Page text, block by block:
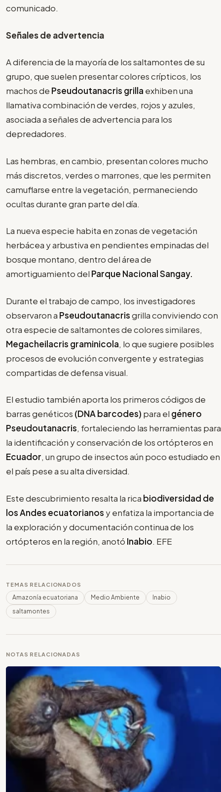
comunicado.
Señales de advertencia
A diferencia de la mayoría de los saltamontes de su
grupo, que suelen presentar colores crípticos, los
machos de Pseudoutanacris grilla exhiben una
llamativa combinación de verdes, rojos y azules,
asociada a señales de advertencia para los
depredadores.
Las hembras, en cambio, presentan colores mucho
más discretos, verdes o marrones, que les permiten
camuflarse entre la vegetación, permaneciendo
ocultas durante gran parte del día.
La nueva especie habita en zonas de vegetación
herbácea y arbustiva en pendientes empinadas del
bosque montano, dentro del área de
amortiguamiento del Parque Nacional Sangay.
Durante el trabajo de campo, los investigadores
observaron a Pseudoutanacrisgrilla conviviendo con
otra especie de saltamontes de colores similares,
Megacheilacris graminicola, lo que sugiere posibles
procesos de evolución convergente y estrategias
compartidas de defensa visual.
El estudio también aporta los primeros códigos de
barras genéticos (DNA barcodes) para el género
Pseudoutanacris, fortaleciendo las herramientas para
la identificación y conservación de los ortópteros en
Ecuador, un grupo de insectos aún poco estudiado en
el país pese a su alta diversidad.
Este descubrimiento resalta la rica biodiversidad de
los Andes ecuatorianos y enfatiza la importancia de
la exploración y documentación continua de los
ortópteros en la región, anotó Inabio. EFE
TEMAS RELACIONADOS
Amazonía ecuatoriana Medio Ambiente
Inabio
saltamontes
NOTAS RELACIONADAS